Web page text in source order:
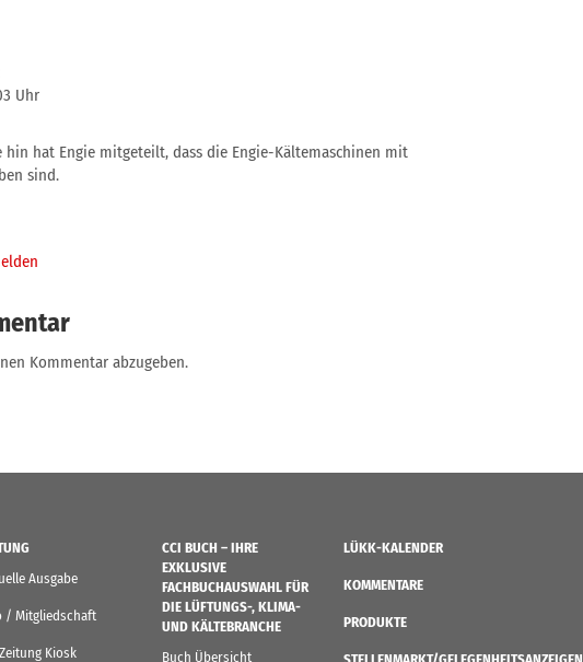
Uhr
hin hat Engie mitgeteilt, dass die Engie-Kältemaschinen mit
sind.
Kommentar abzugeben.
Ausgabe
/ Mitgliedschaft
Kiosk
CCI BUCH – IHRE
EXKLUSIVE
FACHBUCHAUSWAHL FÜR
DIE LÜFTUNGS-, KLIMA-
UND KÄLTEBRANCHE
Buch Übersicht
LÜKK-KALENDER
KOMMENTARE
PRODUKTE